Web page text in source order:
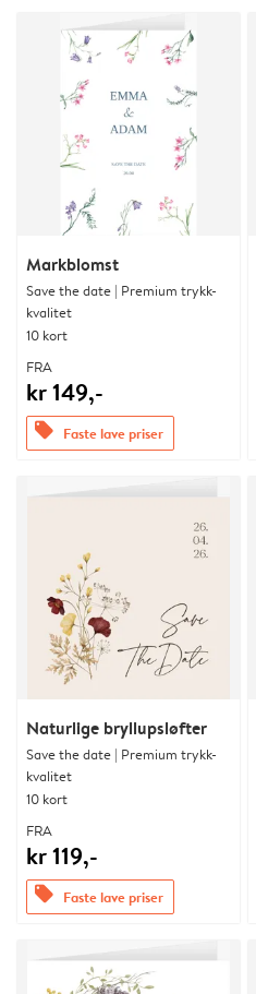
Markblomst
Save the date | Premium trykk-
kvalitet
10 kort
FRA
kr 149,-
offers Faste lave priser
Naturlige bryllupsløfter
Save the date | Premium trykk-
kvalitet
10 kort
FRA
kr 119,-
offers Faste lave priser